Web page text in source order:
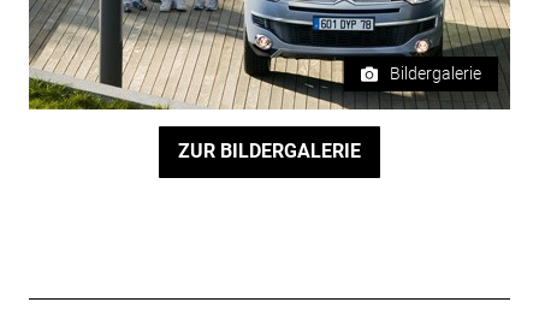
Bildergalerie
ZUR BILDERGALERIE